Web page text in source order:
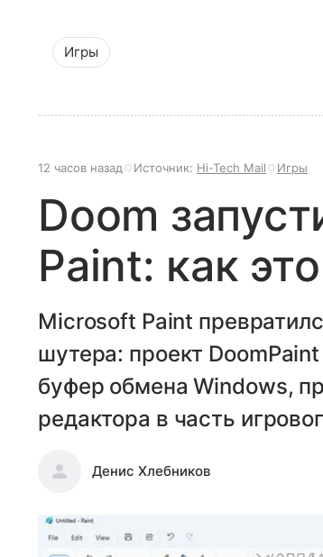
Игры
12 часов назад Источник: Hi-Tech Mail Игры
Doom
Paint: как
Microsoft Paint
шутера: проект
буфер обмена Windows,
редактора в часть
Денис Хлебников